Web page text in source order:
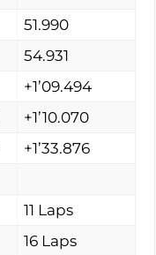
51.990
54.931
+1’09.494
+1’10.070
+1’33.876
11 Laps
16 Laps